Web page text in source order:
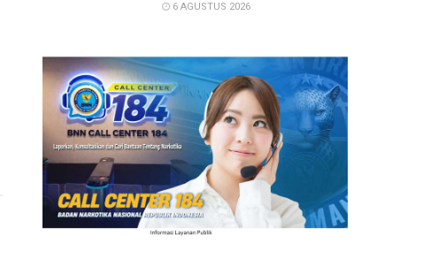
6 AGUSTUS 2026